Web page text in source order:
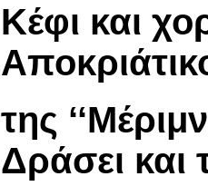
Κέφι και
της
Δράσει και